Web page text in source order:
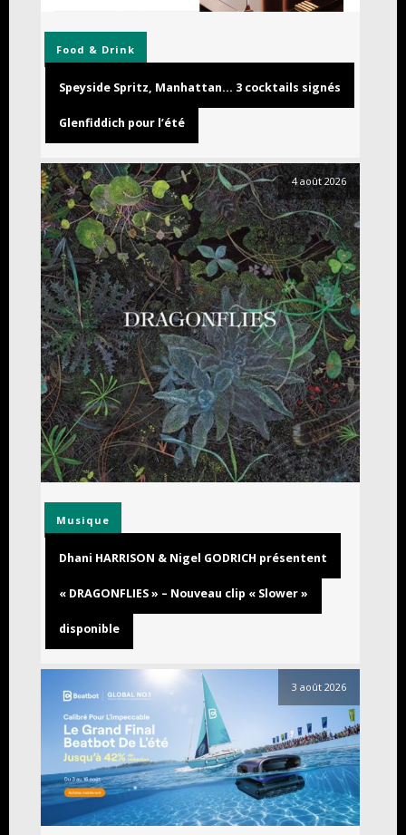
Food & Drink
Speyside Spritz, Manhattan… 3 cocktails signés
Glenfiddich pour l’été
4 août 2026
Musique
Dhani HARRISON & Nigel GODRICH présentent
« DRAGONFLIES » – Nouveau clip « Slower »
disponible
3 août 2026